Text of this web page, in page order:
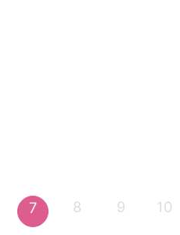
7 8 9 10